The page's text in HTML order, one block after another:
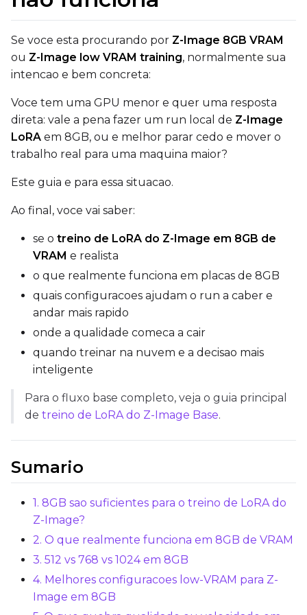
Compile Options
ToggleCompile Model
Compile Model
TARGET
Target Type
SAVE
Max Step Saves to Keep
Gradient Accumulation
Steps
Se voce esta procurando por Z-Image 8GB VRAM
ou Z-Image low VRAM training, normalmente sua
intencao e bem concreta:
Voce tem uma GPU menor e quer uma resposta
direta: vale a pena fazer um run local de Z-Image
LoRA em 8GB, ou e melhor parar cedo e mover o
trabalho real para uma maquina maior?
Este guia e para essa situacao.
Ao final, voce vai saber:
se o treino de LoRA do Z-Image em 8GB de
VRAM e realista
o que realmente funciona em placas de 8GB
quais configuracoes ajudam o run a caber e
andar mais rapido
onde a qualidade comeca a cair
quando treinar na nuvem e a decisao mais
inteligente
Para o fluxo base completo, veja o guia principal
de treino de LoRA do Z-Image Base.
Sumario
1. 8GB sao suficientes para o treino de LoRA do
Z-Image?
2. O que realmente funciona em 8GB de VRAM
3. 512 vs 768 vs 1024 em 8GB
4. Melhores configuracoes low-VRAM para Z-
Image em 8GB